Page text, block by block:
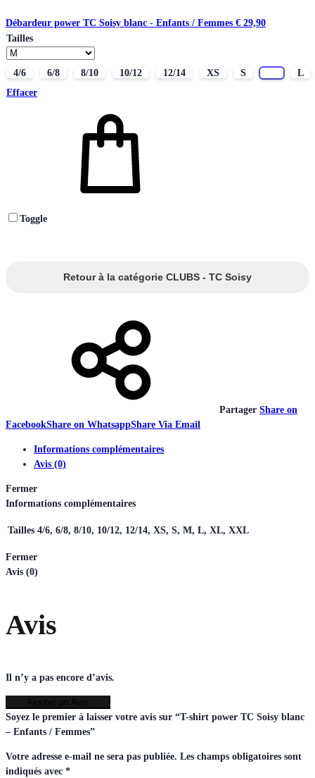
Débardeur power TC Soisy blanc - Enfants / Femmes € 29,90
Tailles
4/6 6/8 8/10 10/12 12/14 XS S
L
Effacer
Toggle
Retour à la catégorie CLUBS - TC Soisy
Partager Share on
FacebookShare on WhatsappShare Via Email
Informations complémentaires
Avis (0)
Fermer
Informations complémentaires
Tailles 4/6, 6/8, 8/10, 10/12, 12/14, XS, S, M, L, XL, XXL
Fermer
Avis (0)
Avis
Il n’y a pas encore d’avis.
Soyez le premier à laisser votre avis sur “T-shirt power TC Soisy blanc
– Enfants / Femmes”
Votre adresse e-mail ne sera pas publiée. Les champs obligatoires sont
indiqués avec *